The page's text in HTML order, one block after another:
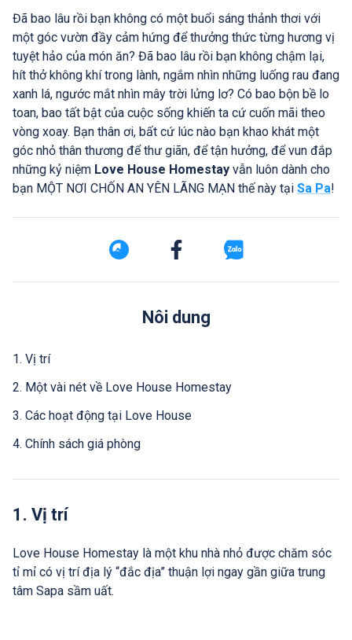
Đã bao lâu rồi bạn không có một buổi sáng thảnh thơi với
một góc vườn đầy cảm hứng để thưởng thức từng hương vị
tuyệt hảo của món ăn? Đã bao lâu rồi bạn không chậm lại,
hít thở không khí trong lành, ngắm nhìn những luống rau đang
xanh lá, ngước mắt nhìn mây trời lửng lơ? Có bao bộn bề lo
toan, bao tất bật của cuộc sống khiến ta cứ cuốn mãi theo
vòng xoay. Bạn thân ơi, bất cứ lúc nào bạn khao khát một
góc nhỏ thân thương để thư giãn, để tận hưởng, để vun đắp
những kỷ niệm Love House Homestay vẫn luôn dành cho
bạn MỘT NƠI CHỐN AN YÊN LÃNG MẠN thế này tại Sa Pa!
Nôi dung
1. Vị trí
2. Một vài nét về Love House Homestay
3. Các hoạt động tại Love House
4. Chính sách giá phòng
1. Vị trí
Love House Homestay là một khu nhà nhỏ được chăm sóc
tỉ mỉ có vị trí địa lý “đắc địa” thuận lợi ngay gần giữa trung
tâm Sapa sầm uất.